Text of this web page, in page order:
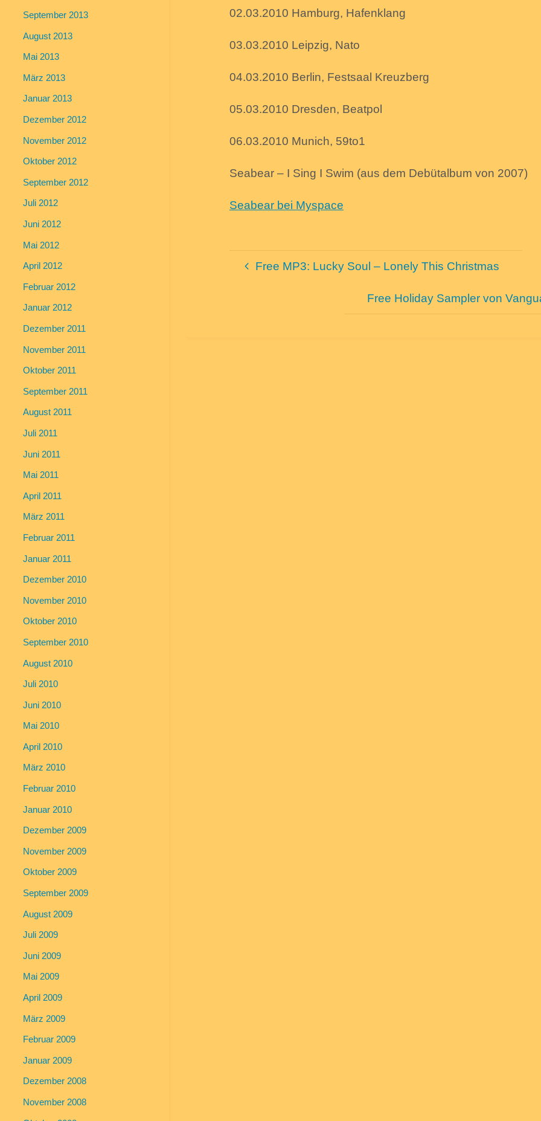
02.03.2010 Hamburg, Hafenklang
03.03.2010 Leipzig, Nato
04.03.2010 Berlin, Festsaal Kreuzberg
05.03.2010 Dresden, Beatpol
06.03.2010 Munich, 59to1
Seabear – I Sing I Swim (aus dem Debütalbum von 2007)
Seabear bei Myspace
Free MP3: Lucky Soul – Lonely This Christmas
Free Holiday Sampler von
September 2013
August 2013
Mai 2013
März 2013
Januar 2013
Dezember 2012
November 2012
Oktober 2012
September 2012
Juli 2012
Juni 2012
Mai 2012
April 2012
Februar 2012
Januar 2012
Dezember 2011
November 2011
Oktober 2011
September 2011
August 2011
Juli 2011
Juni 2011
Mai 2011
April 2011
März 2011
Februar 2011
Januar 2011
Dezember 2010
November 2010
Oktober 2010
September 2010
August 2010
Juli 2010
Juni 2010
Mai 2010
April 2010
März 2010
Februar 2010
Januar 2010
Dezember 2009
November 2009
Oktober 2009
September 2009
August 2009
Juli 2009
Juni 2009
Mai 2009
April 2009
März 2009
Februar 2009
Januar 2009
Dezember 2008
November 2008